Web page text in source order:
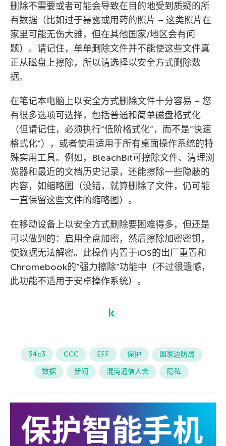
删除不需要或者可能会导致在目的地受到质疑的所
有数据（比如过于暴露或用药的照片 – 这类照片在
家里可能无伤大雅，但在其他国家/地区会有问
题）。请记住，单单删除文件并不能使这些文件真
正从磁盘上擦除，所以请选择以安全方式删除数
据。
在笔记本电脑上以安全方式删除文件十分容易 – 您
有很多选项可选择，包括普通和简单磁盘格式化
（但请记住，必须执行”低阶格式化”，而不是”快速
格式化”），或者使用适用于所有桌面操作系统的特
殊实用工具。例如，BleachBit可擦除文件、清理浏
览器和最近的文档历史记录，还能擦除一些隐蔽的
内容，如缩略图（没错，就算删除了文件，仍可能
一直保留这些文件的缩略图）。
在移动设备上以安全方式删除要困难得多，但还是
可以做到的：启用全盘加密，然后擦除加密密钥，
使数据无法解密。此操作内置于iOS的出厂重置和
Chromebook的”强力擦除”功能中（不过很遗憾，
此功能不适用于安卓操作系统）。
34c3 CCC EFF 保护
国家边防局
数据
新闻 混沌通信大会 隐私